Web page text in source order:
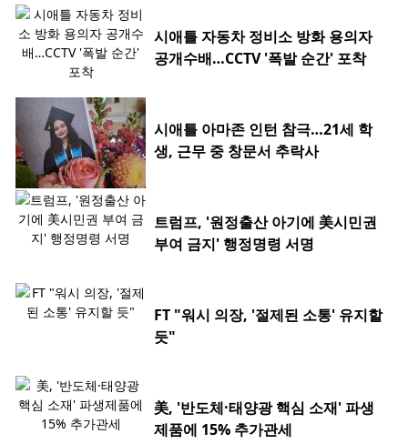
시애틀 자동차 정비소 방화 용의자
공개수배…CCTV '폭발 순간' 포착
시애틀 아마존 인턴 참극…21세 학
생, 근무 중 창문서 추락사
트럼프, '원정출산 아기에 美시민권
부여 금지' 행정명령 서명
FT "워시 의장, '절제된 소통' 유지할
듯"
美, '반도체·태양광 핵심 소재' 파생
제품에 15% 추가관세